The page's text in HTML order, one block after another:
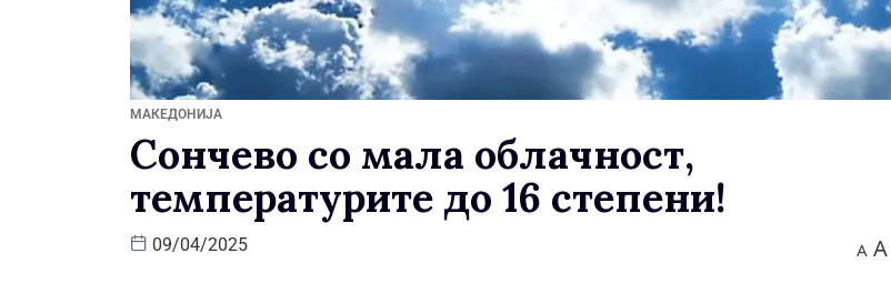
МАКЕДОНИЈА
Сончево со мала облачност,
температурите до 16 степени!
09/04/2025 A A